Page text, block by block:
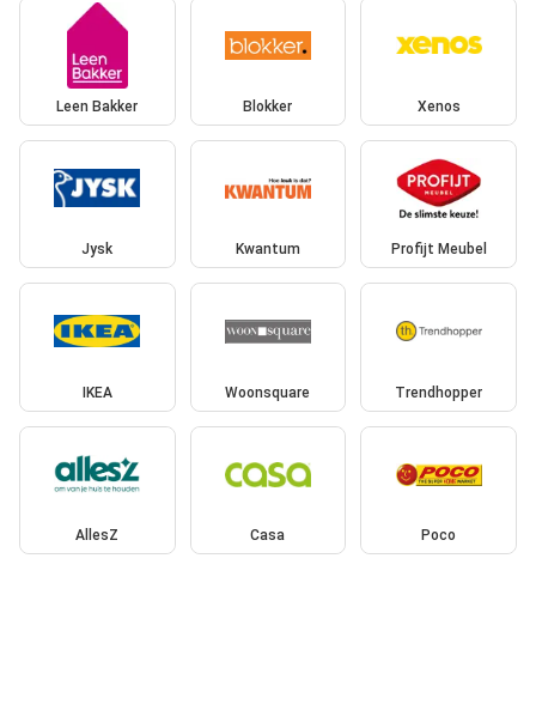
Leen Bakker Blokker Xenos
Jysk Kwantum Profijt Meubel
IKEA Woonsquare Trendhopper
AllesZ Casa Poco